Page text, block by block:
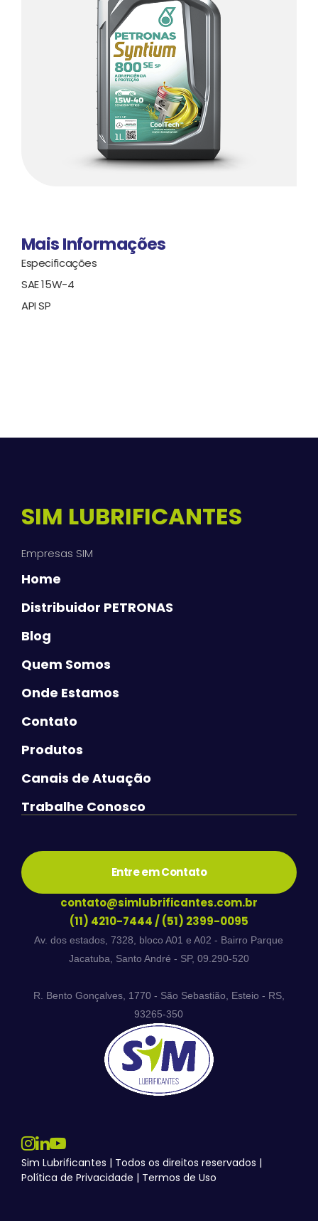
Mais Informações
Especificações
SAE 15W-4
API SP
SIM LUBRIFICANTES
Empresas SIM
Home
Distribuidor PETRONAS
Blog
Quem Somos
Onde Estamos
Contato
Produtos
Canais de Atuação
Trabalhe Conosco
Entre em Contato
contato@simlubrificantes.com.br
(11) 4210-7444 / (51) 2399-0095
Av. dos estados, 7328, bloco A01 e A02 - Bairro Parque
Jacatuba, Santo André - SP, 09.290-520
R. Bento Gonçalves, 1770 - São Sebastião, Esteio - RS,
93265-350
Sim Lubrificantes | Todos os direitos reservados |
Política de Privacidade | Termos de Uso